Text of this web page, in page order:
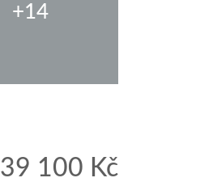
+14
39 100 Kč